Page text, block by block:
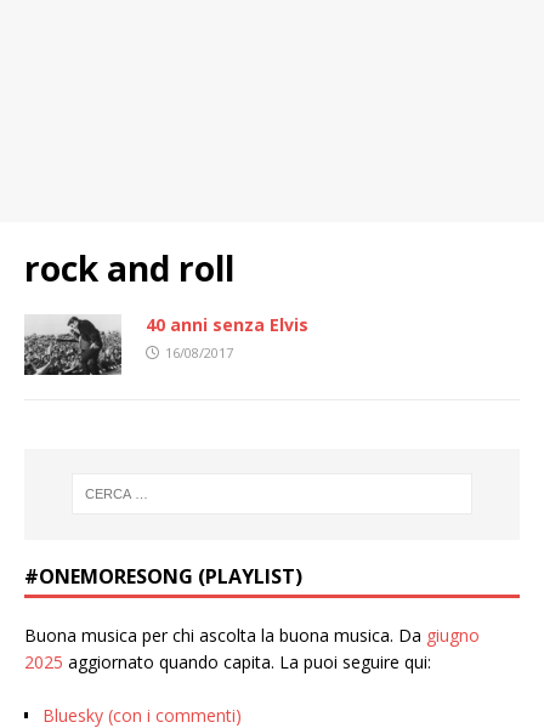
rock and roll
40 anni senza Elvis
16/08/2017
#ONEMORESONG (PLAYLIST)
Buona musica per chi ascolta la buona musica. Da giugno
2025 aggiornato quando capita. La puoi seguire qui:
Bluesky (con i commenti)